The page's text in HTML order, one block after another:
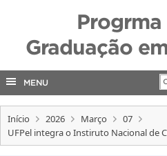
CONCURSOS
EDITAIS
INTERNACIONAL
Progrma
Graduação
MENU
Início 2026 Março
07
UFPel integra o Instiruto Nacional de